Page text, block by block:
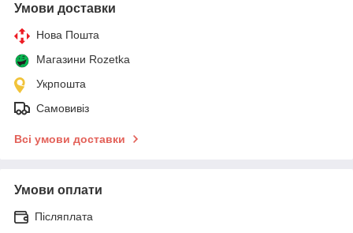
Умови доставки
Нова Пошта
Магазини Rozetka
Укрпошта
Самовивіз
Всі умови доставки
Умови оплати
Післяплата